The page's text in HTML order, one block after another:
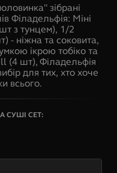
зібрані
Філадельфія: Міні
з тунцем), 1/2
- ніжна та соковита,
ікрою тобіко та
(4 шт), Філадельфія
для тих, хто хоче
всього.
СУШІ СЕТ: